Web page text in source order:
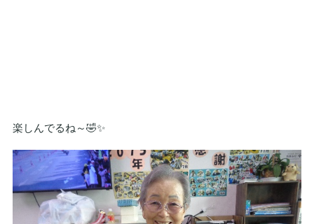
楽しんでるね～🤣✨